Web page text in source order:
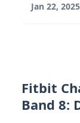
Nachteile
Jan 22, 2025
Fitbit
Band 8: